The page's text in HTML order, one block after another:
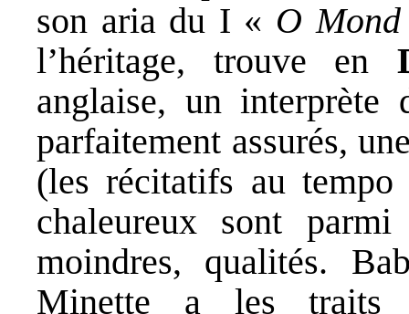
son aria du I « O Mond
l’héritage, trouve en
anglaise, un
parfaitement assurés,
(les récitatifs au
chaleureux sont
moindres, qualités.
Minette a les